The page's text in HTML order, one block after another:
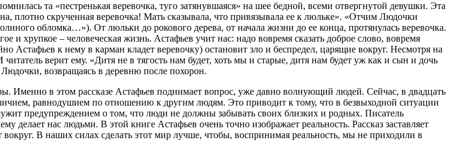
та «пестренькая веревочка, туго затянувшаяся» на шее бедной, всеми отвергнутой девушки. Эта
плотно скрученная веревочка! Мать сказывала, что привязывала ее к люльке». «Отчим Людочки
обломка…»). От люльки до рокового дерева, от начала жизни до ее конца, протянулась веревочка.
и хрупкое – человеческая жизнь. Астафьев учит нас: надо вовремя сказать доброе слово, вовремя
Астафьев к нему в карман кладет веревочку) остановит зло и беспредел, царящие вокруг. Несмотря на
верит ему. «Дитя не в тягость нам будет, хоть мы и старые, дитя нам будет уж как и сын и дочь
возвращаясь в деревню после похорон.
Именно в этом рассказе Астафьев поднимает вопрос, уже давно волнующий людей. Сейчас, в двадцать
равнодушием по отношению к другим людям. Это приводит к тому, что в безвыходной ситуации
предупреждением о том, что люди не должны забывать своих близких и родных. Писатель
делает нас людьми. В этой книге Астафьев очень точно изображает реальность. Рассказ заставляет
В наших силах сделать этот мир лучше, чтобы, воспринимая реальность, мы не приходили в